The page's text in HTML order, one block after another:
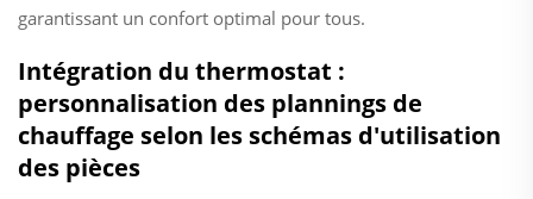
garantissant un confort optimal pour tous.
Intégration du thermostat :
personnalisation des plannings de
chauffage selon les schémas d'utilisation
des pièces